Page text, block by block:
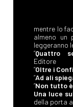
mentre lo
almeno un
leggeranno
“Quattro
Editore
“Oltre i
“Ad ali
“Non tutto
Una luce
della porta